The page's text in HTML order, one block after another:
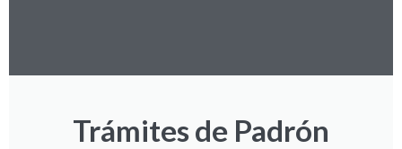
Trámites de Padrón